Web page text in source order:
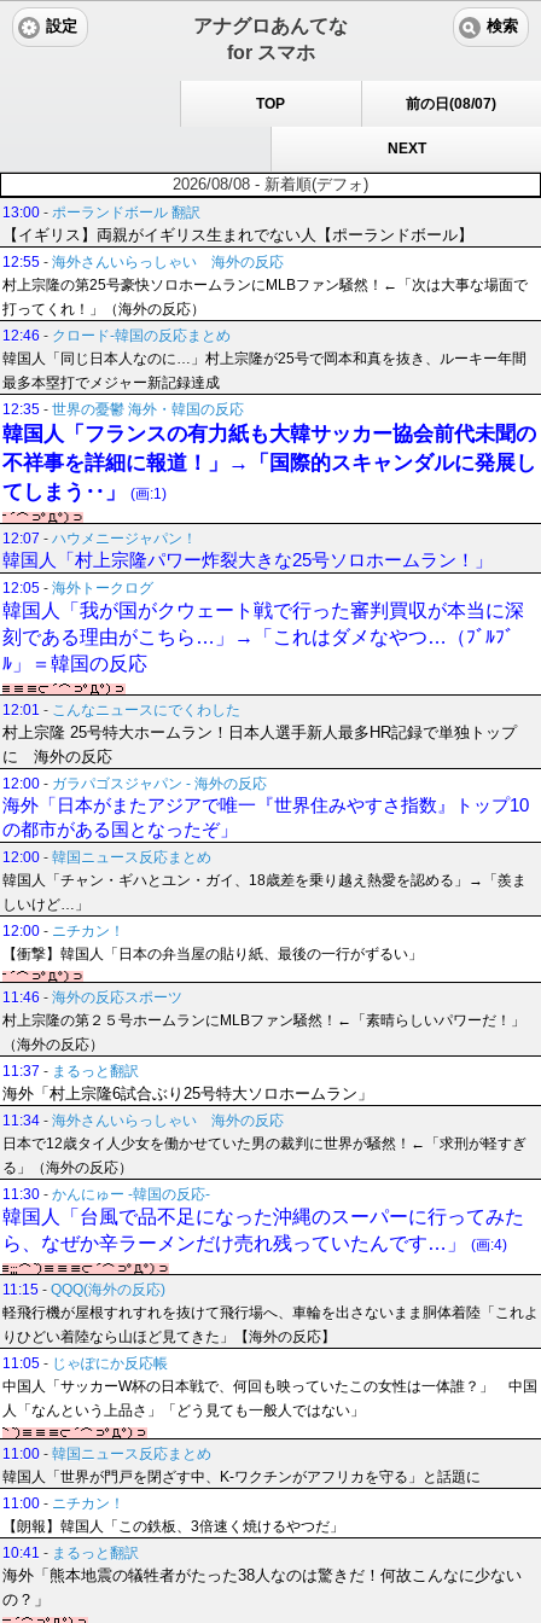
アナグロあんてな
for スマホ
設定 検索
TOP 前の日(08/07)
NEXT
2026/08/08 - 新着順(デフォ)
13:00 - ポーランドボール 翻訳
【イギリス】両親がイギリス生まれでない人【ポーランドボール】
12:55 - 海外さんいらっしゃい 海外の反応
村上宗隆の第25号豪快ソロホームランにMLBファン騒然！←「次は大事な場面で
打ってくれ！」（海外の反応）
12:46 - クロード-韓国の反応まとめ
韓国人「同じ日本人なのに…」村上宗隆が25号で岡本和真を抜き、ルーキー年間
最多本塁打でメジャー新記録達成
12:35 - 世界の憂鬱 海外・韓国の反応
韓国人「フランスの有力紙も大韓サッカー協会前代未聞の
不祥事を詳細に報道！」→「国際的スキャンダルに発展し
てしまう‥」
(画:1)
12:07 - ハウメニージャパン！
韓国人「村上宗隆パワー炸裂大きな25号ソロホームラン！」
12:05 - 海外トークログ
韓国人「我が国がクウェート戦で行った審判買収が本当に深
刻である理由がこちら…」→「これはダメなやつ…（ﾌﾞﾙﾌﾞ
ﾙ」＝韓国の反応
12:01 - こんなニュースにでくわした
村上宗隆 25号特大ホームラン！日本人選手新人最多HR記録で単独トップ
に 海外の反応
12:00 - ガラパゴスジャパン - 海外の反応
海外「日本がまたアジアで唯一『世界住みやすさ指数』トップ10
の都市がある国となったぞ」
12:00 - 韓国ニュース反応まとめ
韓国人「チャン・ギハとユン・ガイ、18歳差を乗り越え熱愛を認める」→「羨ま
しいけど…」
12:00 - ニチカン！
【衝撃】韓国人「日本の弁当屋の貼り紙、最後の一行がずるい」
11:46 - 海外の反応スポーツ
村上宗隆の第２５号ホームランにMLBファン騒然！←「素晴らしいパワーだ！」
（海外の反応）
11:37 - まるっと翻訳
海外「村上宗隆6試合ぶり25号特大ソロホームラン」
11:34 - 海外さんいらっしゃい 海外の反応
日本で12歳タイ人少女を働かせていた男の裁判に世界が騒然！←「求刑が軽すぎ
る」（海外の反応）
11:30 - かんにゅー -韓国の反応-
韓国人「台風で品不足になった沖縄のスーパーに行ってみた
ら、なぜか辛ラーメンだけ売れ残っていたんです…」
(画:4)
11:15 - QQQ(海外の反応)
軽飛行機が屋根すれすれを抜けて飛行場へ、車輪を出さないまま胴体着陸「これよ
りひどい着陸なら山ほど見てきた」【海外の反応】
11:05 - じゃぽにか反応帳
中国人「サッカーW杯の日本戦で、何回も映っていたこの女性は一体誰？」 中国
人「なんという上品さ」「どう見ても一般人ではない」
11:00 - 韓国ニュース反応まとめ
韓国人「世界が門戸を閉ざす中、K-ワクチンがアフリカを守る」と話題に
11:00 - ニチカン！
【朗報】韓国人「この鉄板、3倍速く焼けるやつだ」
10:41 - まるっと翻訳
海外「熊本地震の犠牲者がたった38人なのは驚きだ！何故こんなに少ない
の？」